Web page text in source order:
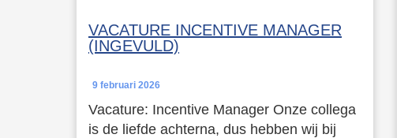
VACATURE INCENTIVE MANAGER
(INGEVULD)
9 februari 2026
Vacature: Incentive Manager Onze collega
is de liefde achterna, dus hebben wij bij